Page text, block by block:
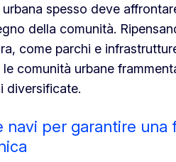
spesso deve
della comunità.
come parchi e
le comunità urbane
diversificate.
navi per garantire una